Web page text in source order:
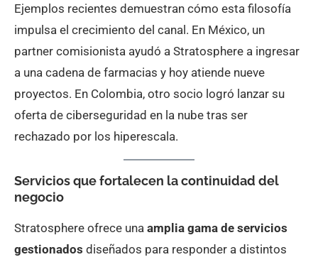
Ejemplos recientes demuestran cómo esta filosofía
impulsa el crecimiento del canal. En México, un
partner comisionista ayudó a Stratosphere a ingresar
a una cadena de farmacias y hoy atiende nueve
proyectos. En Colombia, otro socio logró lanzar su
oferta de ciberseguridad en la nube tras ser
rechazado por los hiperescala.
Servicios que fortalecen la continuidad del
negocio
Stratosphere ofrece una amplia gama de servicios
gestionados diseñados para responder a distintos